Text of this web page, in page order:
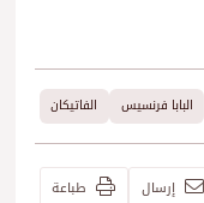
البابا فرنسيس الفاتيكان
إرسال طباعة